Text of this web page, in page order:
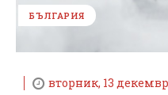
БЪЛГАРИЯ
вторник, 13